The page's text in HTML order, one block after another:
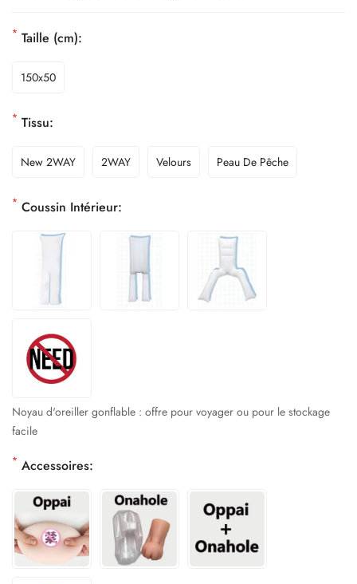
* Taille (cm):
150x50
* Tissu:
New 2WAY 2WAY Velours Peau De Pêche
* Coussin Intérieur:
Noyau d'oreiller gonflable : offre pour voyager ou pour le stockage
facile
* Accessoires: